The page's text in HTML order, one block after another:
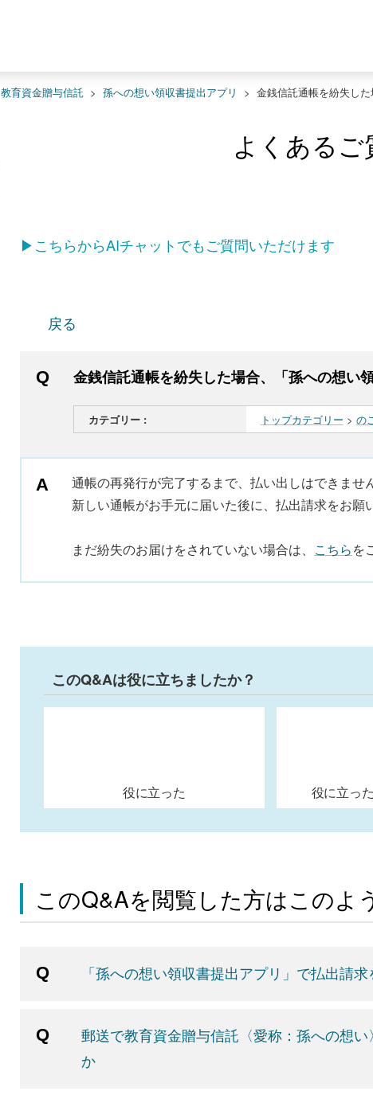
教育資金贈与信託 > 孫への想い領収書提出アプリ > 金銭信託通帳を紛失し
よくあるご
▶こちらからAIチャットでもご質問いただけます
戻る
金銭信託通帳を紛失した場合、「孫への想い
カテゴリー : トップカテゴリー > の
通帳の再発行が完了するまで、払い出しはできません
新しい通帳がお手元に届いた後に、払出請求をお願
まだ紛失のお届けをされていない場合は、 こちらを
このQ&Aは役に立ちましたか？
役に立った 役に立っ
このQ&Aを閲覧した方はこのよ
「孫への想い領収書提出アプリ」で払出請
郵送で教育資金贈与信託〈愛称：孫への想
か